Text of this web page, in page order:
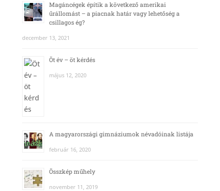
Magáncégek építik a következő amerikai
űrállomást – a piacnak határ vagy lehetőség a
csillagos ég?
december 13, 2021
Öt év – öt kérdés
május 12, 2020
A magyarországi gimnáziumok névadóinak listája
február 16, 2020
Összkép műhely
november 11, 2019